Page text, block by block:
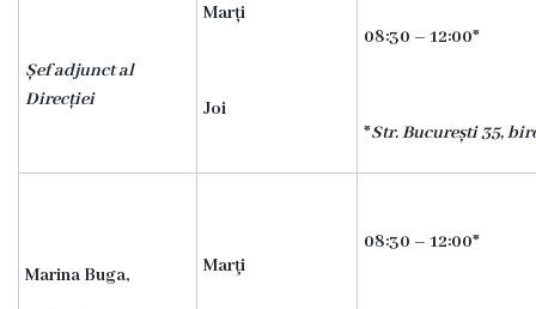
s
i
n
Șef adjunct al
Direcției
Marți
Joi
08:30 – 12:00*
*Str. București 35,
Marina Buga, Marţi
08:30 – 12:00*